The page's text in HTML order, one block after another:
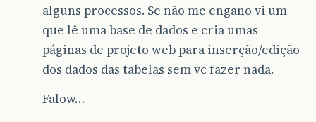
alguns processos. Se não me engano vi um
que lê uma base de dados e cria umas
páginas de projeto web para inserção/edição
dos dados das tabelas sem vc fazer nada.
Falow…